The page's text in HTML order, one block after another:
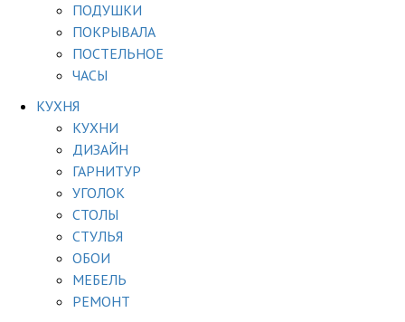
ПОДУШКИ
ПОКРЫВАЛА
ПОСТЕЛЬНОЕ
ЧАСЫ
КУХНЯ
КУХНИ
ДИЗАЙН
ГАРНИТУР
УГОЛОК
СТОЛЫ
СТУЛЬЯ
ОБОИ
МЕБЕЛЬ
РЕМОНТ